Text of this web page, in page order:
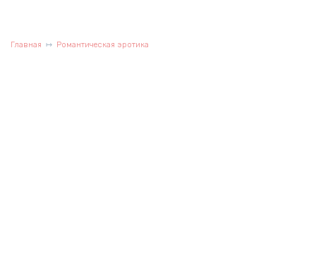
Главная Романтическая эротика